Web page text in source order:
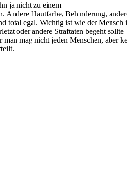
ja nicht zu einem
Andere Hautfarbe, Behinderung,
total egal. Wichtig ist wie der Mensch
oder andere Straftaten begeht sollte
mag nicht jeden Menschen, aber